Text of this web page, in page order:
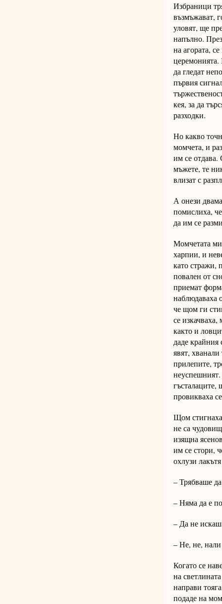
Избраници
възмъжават,
уловят, ще
напълно.
на агората,
церемонията.
да гледат
първия
кея, за да
разходки.
Но какво
момчета, и
им се
мъжете, те
влизат с
А онези
помислиха,
да им се
Момчетата
харпии, и
като стражи,
повален от
приемат
наблюдаваха
че щом ги
се
както и
даде крайния
явят,
прилепите,
неуспешният.
гъсталаците,
провикваха
Щом стигнаха
не са
изящна
им се стори,
охлузи
– Трябваше
– Няма да е
– Да не
– Не, не, нали
Когато се
на
направи
подаде на